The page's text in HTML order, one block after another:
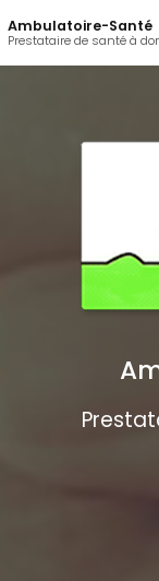
au
contenu
principal
Ambulatoire-Santé
Prestataire de santé à